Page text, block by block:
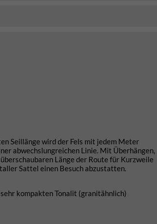
Seillänge wird der Fels mit jedem Meter
abwechslungreichen Linie. Mit Überhängen,
Länge der Route für Kurzweile
Sattel einen Besuch abzustatten.
kompakten Tonalit (granitähnlich)